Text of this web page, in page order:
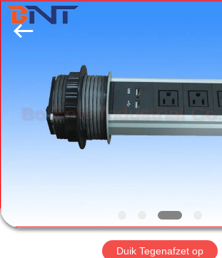
PRODUCTEN
FABRIEKSREIS
Ente
Industrial
Co.,
Limited).
Duik Tegenafzet op